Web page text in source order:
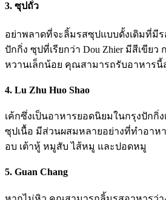
3. ซุปถั่ว
อย่าพลาดที่จะลิ้มรสซุปแบบดั้งเดิมที่มี
ปักกิ่ง ซุปที่เรียกว่า Dou Zhier มีสีเขียว
หวานเล็กน้อย คุณสามารถรับอาหารนี้
4. Lu Zhu Huo Shao
เค้กซึ่งเป็นอาหารยอดนิยมในกรุงปักกิ่
ซุปเนื้อ มีส่วนผสมหลายอย่างที่ทำอาห
อบ เต้าหู้ หมูสับ ไส้หมู และปอดหมู
5. Guan Chang